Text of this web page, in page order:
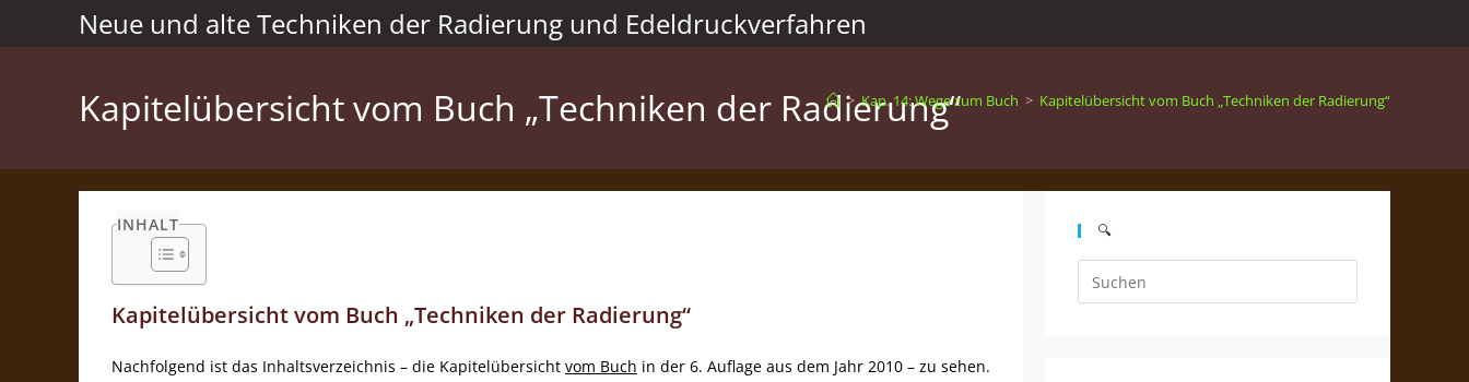
Neue und alte Techniken der Radierung und Edeldruckverfahren
Kapitelübersicht vom Buch „Techniken der Radierung“
> Kap. 14: Wege zum Buch > Kapitelübersicht vom Buch „Techniken der Radierung“
INHALT
Kapitelübersicht vom Buch „Techniken der Radierung“
Nachfolgend ist das Inhaltsverzeichnis – die Kapitelübersicht vom Buch in der 6. Auflage aus dem Jahr 2010 – zu sehen.
🔍
Escape